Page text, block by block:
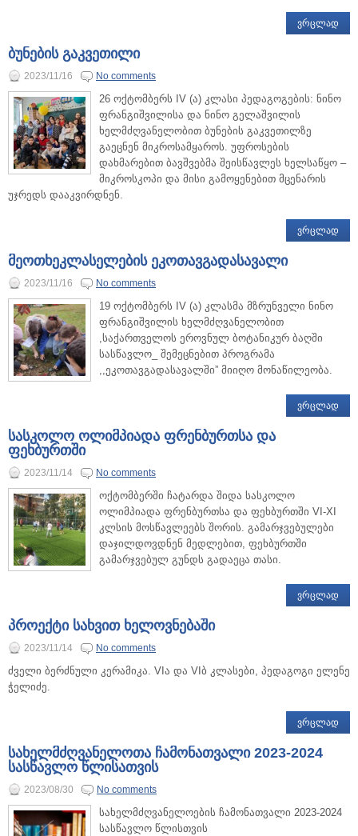
ᲕᲠᲪᲚᲐᲓ
ბუნების გაკვეთილი
2023/11/16 No comments
26 ოქტომბერს IV (ა) კლასი პედაგოგების: ნინო
ფრანგიშვილისა და ნინო გელაშვილის
ხელმძღვანელობით ბუნების გაკვეთილზე
გაეცნენ მიკროსამყაროს. უფროსების
დახმარებით ბავშვებმა შეისწავლეს ხელსაწყო –
მიკროსკოპი და მისი გამოყენებით მცენარის
უჯრედს დააკვირდნენ.
ᲕᲠᲪᲚᲐᲓ
მეოთხეკლასელების ეკოთავგადასავალი
2023/11/16 No comments
19 ოქტომბერს IV (ა) კლასმა მზრუნველი ნინო
ფრანგიშვილის ხელმძღვანელობით
,საქართველოს ეროვნულ ბოტანიკურ ბაღში
სასწავლო_ შემეცნებით პროგრამა
,,ეკოთავგადასავალში” მიიღო მონაწილეობა.
ᲕᲠᲪᲚᲐᲓ
სასკოლო ოლიმპიადა ფრენბურთსა და
ფეხბურთში
2023/11/14 No comments
ოქტომბერში ჩატარდა შიდა სასკოლო
ოლიმპიადა ფრენბურთსა და ფეხბურთში VI-XI
კლსის მოსწავლეებს შორის. გამარჯვებულები
დაჯილდოვდნენ მედლებით, ფეხბურთში
გამარჯვებულ გუნდს გადაეცა თასი.
ᲕᲠᲪᲚᲐᲓ
პროექტი სახვით ხელოვნებაში
2023/11/14 No comments
ძველი ბერძნული კერამიკა. VIა და VIბ კლასები, პედაგოგი ელენე
ჭელიძე.
ᲕᲠᲪᲚᲐᲓ
სახელმძღვანელოთა ჩამონათვალი 2023-2024
სასწავლო წლისათვის
2023/08/30 No comments
სახელმძღვანელოების ჩამონათვალი 2023-2024
სასწავლო წლისთვის